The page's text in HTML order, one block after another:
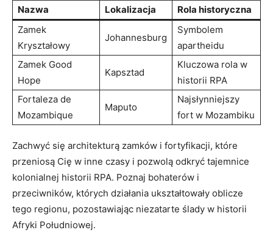
Nazwa Lokalizacja
Rola historyczna
Zamek
Kryształowy
Johannesburg
Symbolem
apartheidu
Zamek⁢ Good
Hope
Kapsztad
Kluczowa rola⁢ w
historii RPA
Fortaleza‍ de
Mozambique
Maputo
Najsłynniejszy‍
fort​ w Mozambiku
Zachwyć się ⁤architekturą zamków i fortyfikacji, które​
przeniosą Cię w‌ inne czasy i pozwolą odkryć‍ tajemnice
kolonialnej historii RPA. Poznaj⁤ bohaterów i
przeciwników, ⁤których ⁤działania ukształtowały oblicze
tego​ regionu, pozostawiając niezatarte ślady w historii
Afryki⁣ Południowej.